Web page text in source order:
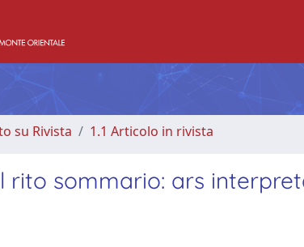
su Rivista 1.1 Articolo in rivista
rito sommario: ars